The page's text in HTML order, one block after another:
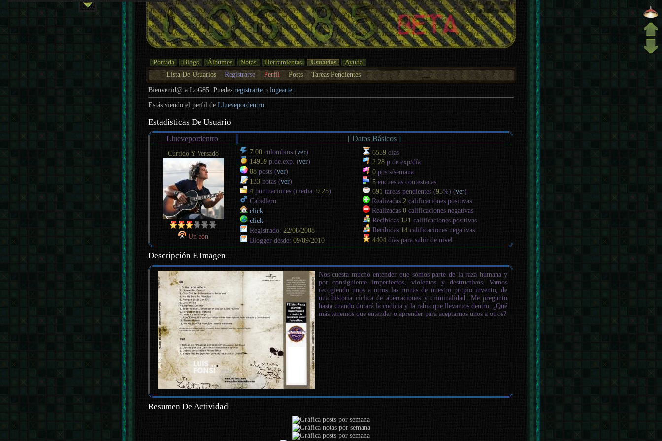
Portada Blogs Álbumes Notas Herramientas Usuarios
Ayuda
Lista De Usuarios
Registrarse Perfil Posts Tareas Pendientes
Bienvenid@ a LoG85. Puedesregistrarte ologearte.
Estás viendo el perfil deLluevepordentro
Estadísticas De Usuario
Lluevepordentro
[ Datos Básicos ]
Curtido Y Versado
Un eón
7.00culombios (ver)
14959p.de.exp. (ver)
88posts (ver)
133notas (ver)
4puntuaciones (media: 9.25)
Caballero
click
click
Registrado: 22/08/2008
Blogger desde: 09/09/2010
6559días
2.28p.de.exp/día
0posts/semana
5encuestas contestadas
691 tareas pendientes (95%) (ver)
Realizadas 2 calificaciones positivas
Realizadas 0calificaciones negativas
Recibidas 121 calificaciones positivas
Recibidas 14calificaciones negativas
4404días para subir de nivel
Descripción E Imagen
Nos cuesta mucho entender que somos parte de la raza humana y
por consiguiente imperfectos, violentos y destructivos. Vamos
recogiendo unos a otros las ruinas de nuestro propio invento, de
una historia cíclica de aberraciones y criminalidad. Me pregunto
hasta cuando durará la codicia y la rabia que llevamos dentro. ¿Qué
más tenemos que entender o aprender para aceptarnos unos a otros?
Resumen De Actividad